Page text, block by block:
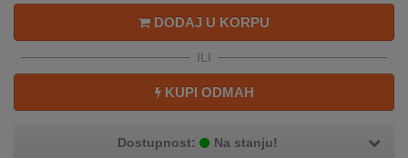
PONUDI
NA
DODAJ U KORPU
ILI
KUPI ODMAH
Dostupnost: Na stanju!